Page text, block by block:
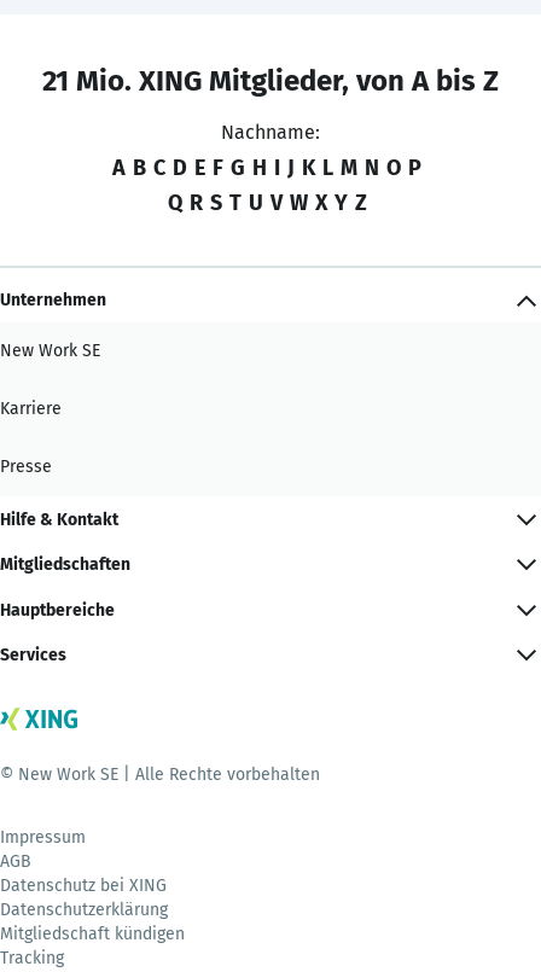
21 Mio. XING Mitglieder, von A bis Z
Nachname:
A B C D E F G H I J K L M N O P
Q R S T U V W X Y Z
Unternehmen
New Work SE
Karriere
Presse
Hilfe & Kontakt
Mitgliedschaften
Hauptbereiche
Services
© New Work SE | Alle Rechte vorbehalten
Impressum
AGB
Datenschutz bei XING
Datenschutzerklärung
Mitgliedschaft kündigen
Tracking